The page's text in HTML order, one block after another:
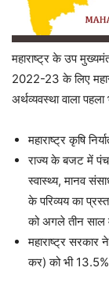
महाराष्ट्र के उप
2022-23 के लिए
अर्थव्यवस्था वाला
महाराष्ट्र कृषि
राज्य के बजट में
स्वास्थ्य, मानव
के परिव्यय का
को अगले तीन साल
महाराष्ट्र सरकार
कर) को भी